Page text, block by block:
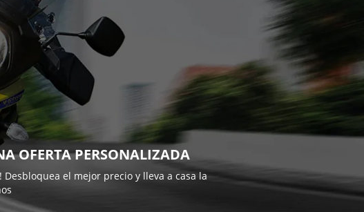
OFERTA PERSONALIZADA
Desbloquea el mejor precio y lleva a casa la